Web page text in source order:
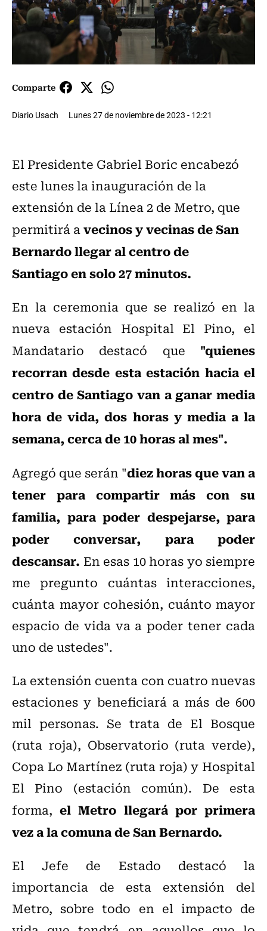
Comparte
Diario Usach Lunes 27 de noviembre de 2023 - 12:21
El Presidente Gabriel Boric encabezó
este lunes la inauguración de la
extensión de la Línea 2 de Metro, que
permitirá avecinos y vecinas de San
Bernardo llegar al centro de
Santiago en solo 27 minutos.
En la ceremonia que se realizó en la
nueva estación Hospital El Pino, el
Mandatario destacó que "quienes
recorran desde esta estación hacia el
centro de Santiago van a ganar media
hora de vida, dos horas y media a la
semana, cerca de 10 horas al mes".
Agregó que serán "diez horas que van a
tener para compartir más con su
familia, para poder despejarse, para
poder conversar, para poder
descansar. En esas 10 horas yo siempre
me pregunto cuántas interacciones,
cuánta mayor cohesión, cuánto mayor
espacio de vida va a poder tener cada
uno de ustedes".
La extensión cuenta con cuatro nuevas
estaciones y beneficiará a más de 600
mil personas. Se trata de El Bosque
(ruta roja), Observatorio (ruta verde),
Copa Lo Martínez (ruta roja) y Hospital
El Pino (estación común). De esta
forma,el Metro llegará por primera
vez a la comuna de San Bernardo.
El Jefe de Estado destacó la
importancia de esta extensión del
Metro, sobre todo en el impacto de